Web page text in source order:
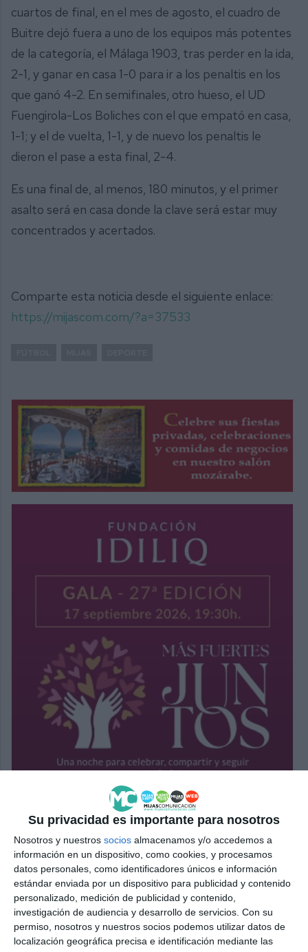
Su privacidad es importante para nosotros
Nosotros y nuestros socios almacenamos y/o accedemos a
información en un dispositivo, como cookies, y procesamos
datos personales, como identificadores únicos e información
estándar enviada por un dispositivo para publicidad y contenido
personalizado, medición de publicidad y contenido,
investigación de audiencia y desarrollo de servicios. Con su
permiso, nosotros y nuestros socios podemos utilizar datos de
localización geográfica precisa e identificación mediante las
cuartos de final, en el mes de agosto, el cuadro de
Buitre dejó fuera a uno de los equipos más potentes
de la categoría, el Málaga 1903, tras perder en la ida,
2-1, y ganar en casa 1-0 para ir a los penaltis en los
que ganó 4-2. En semifinales, otro hueso, el UD
Fuengirola-Los Boliches con el que empató en casa,
1-1; y el de vuelta, 1-1, y de nuevo los penaltis le
dieron el pase a esta final, 2-4.
Es una final de, al menos, 180 minutos, y el primer
asalto será en casa donde la clave será estar muy
concentrados y acertados.
Comparte esta noticia desde el siguiente enlace:
https://mijascom.com/?a=37533